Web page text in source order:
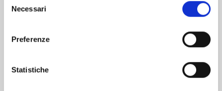
delNecessari
Preferenze
Statistiche